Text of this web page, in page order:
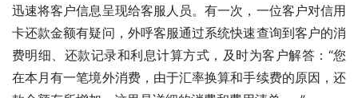
迅速将客户信息呈现给客服人员。有一次，一位客户对信用
卡还款金额有疑问，外呼客服通过系统快速查询到客户的消
费明细、还款记录和利息计算方式，及时为客户解答：“您
在本月有一笔境外消费，由于汇率换算和手续费的原因，还